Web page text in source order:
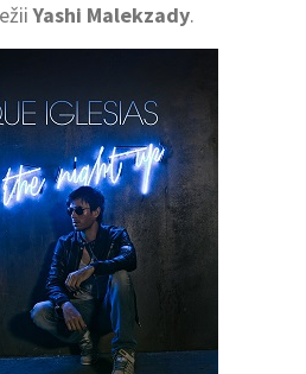
Yashi Malekzady.